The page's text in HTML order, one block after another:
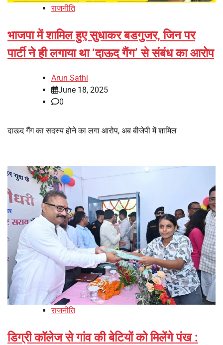
राजनीति
भाजपा में शामिल हुए सुधाकर बडगुजर, जिन पर
पार्टी ने ही लगाया था ‘दाऊद गैंग’ से संबंध का आरोप
Arun Sathi
June 18, 2025
0
दाऊद गैंग का सदस्य होने का लगा आरोप, अब बीजेपी में शामिल
राजनीति
डिग्री कॉलेज से गांव की बेटियों को मिलेंगे पंख :